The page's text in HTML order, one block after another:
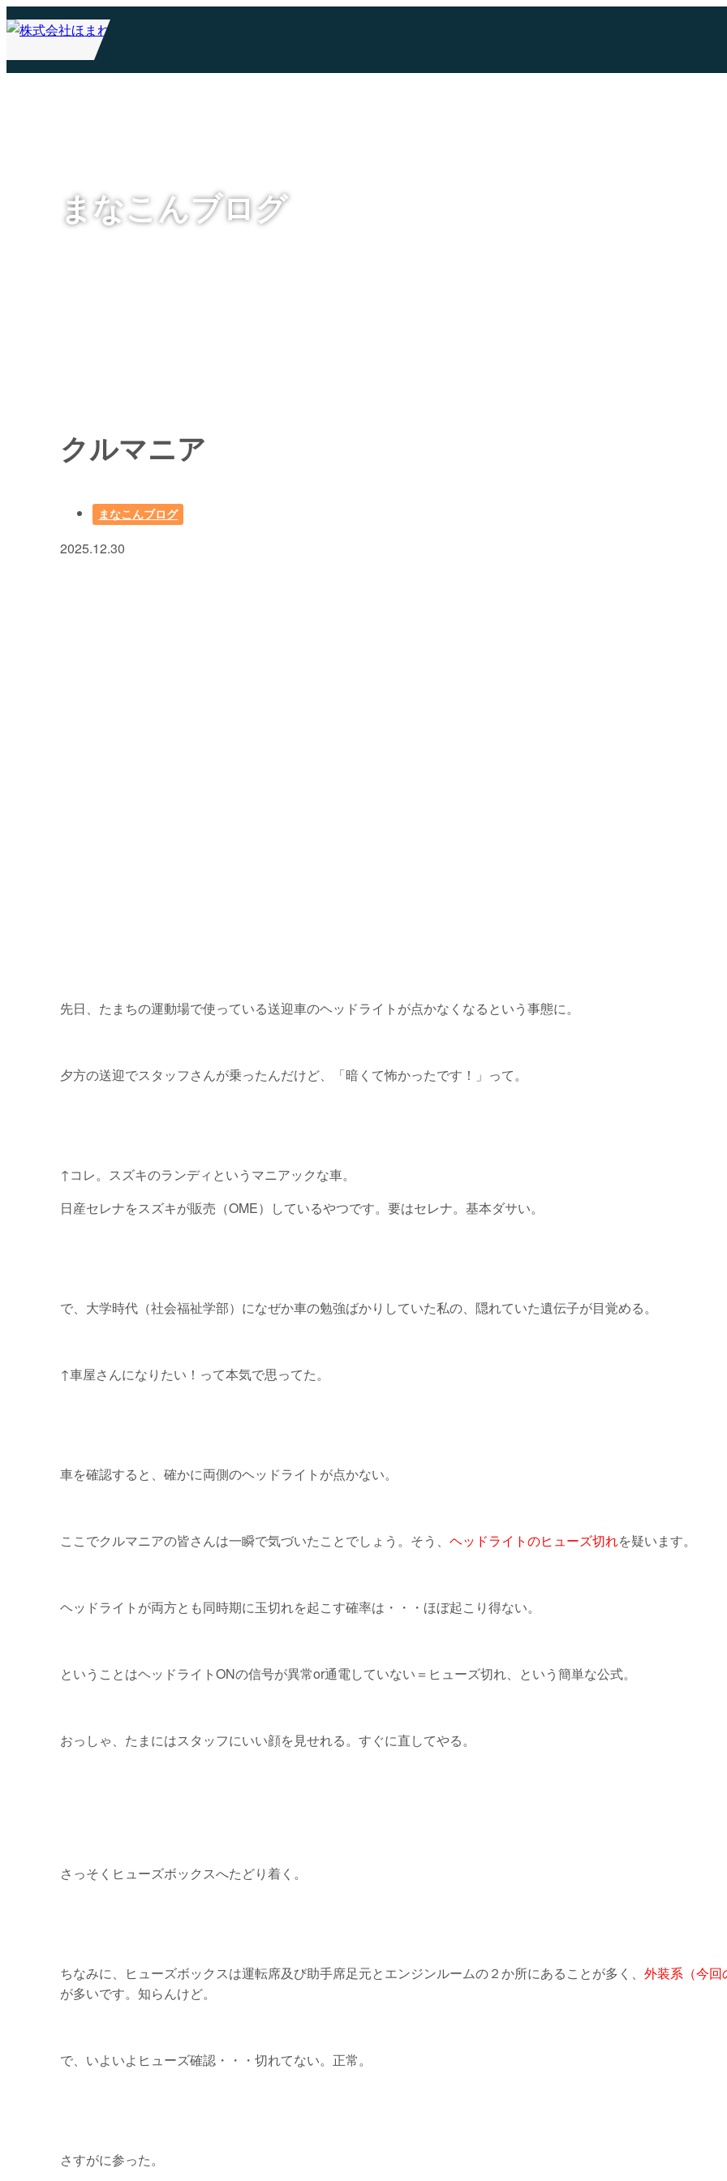
まなこんブログ
クルマニア
まなこんブログ
2025.12.30
先日、たまちの運動場で使っている送迎車のヘッドライトが点かなくなるという事態に。
夕方の送迎でスタッフさんが乗ったんだけど、「暗くて怖かったです！」って。
↑コレ。スズキのランディというマニアックな車。
日産セレナをスズキが販売（OME）しているやつです。要はセレナ。基本ダサい。
で、大学時代（社会福祉学部）になぜか車の勉強ばかりしていた私の、隠れていた遺伝子が目覚める。
↑車屋さんになりたい！って本気で思ってた。
車を確認すると、確かに両側のヘッドライトが点かない。
ここでクルマニアの皆さんは一瞬で気づいたことでしょう。そう、ヘッドライトのヒューズ切れを疑います。
ヘッドライトが両方とも同時期に玉切れを起こす確率は・・・ほぼ起こり得ない。
ということはヘッドライトONの信号が異常or通電していない＝ヒューズ切れ、という簡単な公式。
おっしゃ、たまにはスタッフにいい顔を見せれる。すぐに直してやる。
さっそくヒューズボックスへたどり着く。
ちなみに、ヒューズボックスは運転席及び助手席足元とエンジンルームの２か所にあることが多く、外装系（今回
が多いです。知らんけど。
で、いよいよヒューズ確認・・・切れてない。正常。
さすがに参った。